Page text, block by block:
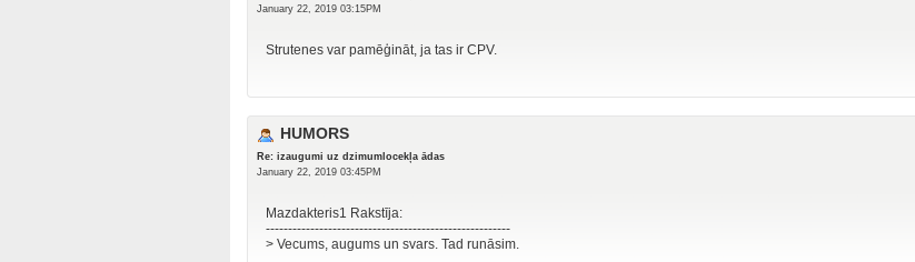
January 22, 2019 03:15PM
Strutenes var pamēģināt, ja tas ir CPV.
HUMORS
Re: izaugumi uz dzimumlocekļa ādas
January 22, 2019 03:45PM
Mazdakteris1 Rakstīja:
-------------------------------------------------------
> Vecums, augums un svars. Tad runāsim.